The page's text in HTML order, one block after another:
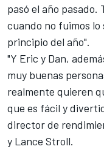
pasó el año pasado.
cuando no fuimos
principio del año".
"Y Eric y Dan,
muy buenas
realmente quieren
que es fácil y
director de
y Lance Stroll.